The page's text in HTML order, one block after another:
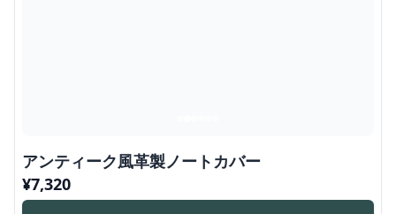
アンティーク風革製ノートカバー
¥7,320